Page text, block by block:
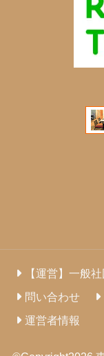
【運営】一般
問い合わせ
運営者情報